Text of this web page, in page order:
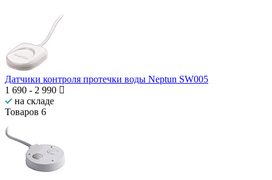
Датчики контроля протечки воды Neptun SW005
1 690 - 2 990
на складе
Товаров 6